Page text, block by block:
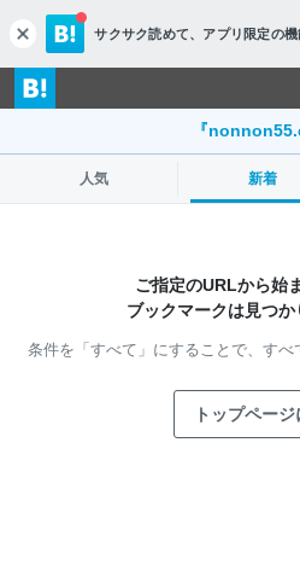
c
l
o
s
サクサク読めて、 アプリ限定の機
『
人気 新着
ご指定のURLから始
ブックマークは見つ
条件を「すべて」にすることで、 すべ
トップペー